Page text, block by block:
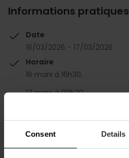
Consent Details
Informations pratiques
Date
16/03/2026 - 17/03/2026
Horaire
16 mars à 16h30.
17 mars à 09h30.